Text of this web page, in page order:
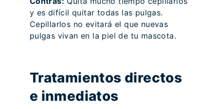
y es difícil quitar todas las pulgas.
Cepillarlos no evitará el que nuevas
pulgas vivan en la piel de tu mascota.
Tratamientos directos
e inmediatos